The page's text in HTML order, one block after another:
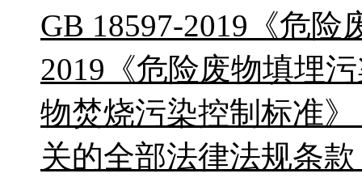
GB 18597-2019《危
2019《危险废物填埋
物焚烧污染控制标准》
关的全部法律法规条